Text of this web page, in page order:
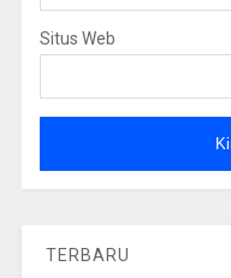
Situs Web
TERBARU